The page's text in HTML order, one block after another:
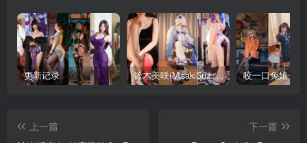
更新记录 铃木美咲(MisakiSuzuki) 合集下载 咬一口兔娘 合
上一篇
下一篇